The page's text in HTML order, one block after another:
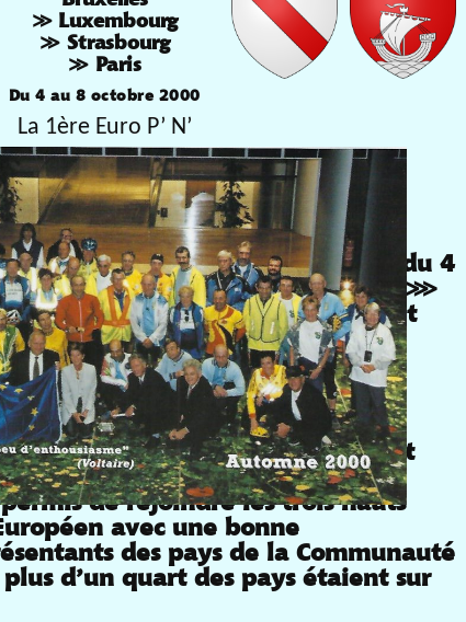
≫ Luxembourg
≫ Strasbourg
≫ Paris
Du 4 au 8 octobre 2000
La 1ère Euro P’ N’
s’intitulait « l’Européenne ».
édition qu’elle est devenue l’Euro P’ N’.
de l’Euro P’N’ a été organisée du 4
sur le parcours de Bruxelles ⋙
suivi d’un retour en passant
(avec une arrivée à Serris Val
Cette organisation s’est
et le soutien du Bureau
France du Parlement Européen.
de l’Euro P’N’ et elle voulait
pour l’Europe des
de rejoindre les trois hauts
avec une bonne
des pays de la Communauté
d’un quart des pays étaient sur